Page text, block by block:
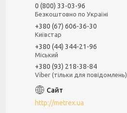
0 (800) 33-03-96
Безкоштовно по Україні
+380 (67) 606-36-30
Київстар
+380 (44) 344-21-96
Міський
+380 (93) 218-38-84
Viber (тільки для повідомлень)
http://metrex.ua